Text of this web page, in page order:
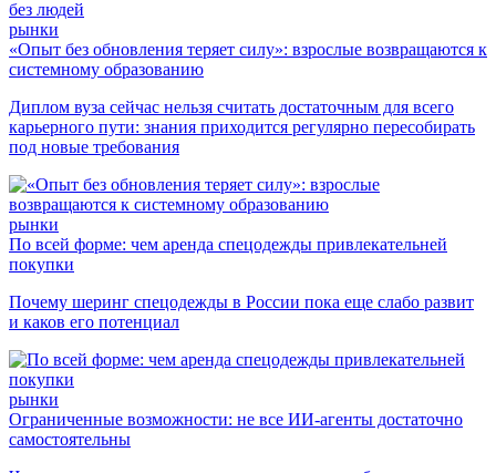
рынки
«Опыт без обновления теряет силу»: взрослые возвращаются к
системному образованию
Диплом вуза сейчас нельзя считать достаточным для всего
карьерного пути: знания приходится регулярно пересобирать
под новые требования
рынки
По всей форме: чем аренда спецодежды привлекательней
покупки
Почему шеринг спецодежды в России пока еще слабо развит
и каков его потенциал
рынки
Ограниченные возможности: не все ИИ-агенты достаточно
самостоятельны